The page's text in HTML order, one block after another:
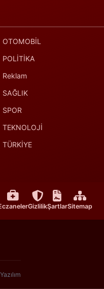
OTOMOBİL
POLİTİKA
Reklam
SAĞLIK
SPOR
TEKNOLOJİ
TÜRKİYE
GizlilikŞartlarSitemap